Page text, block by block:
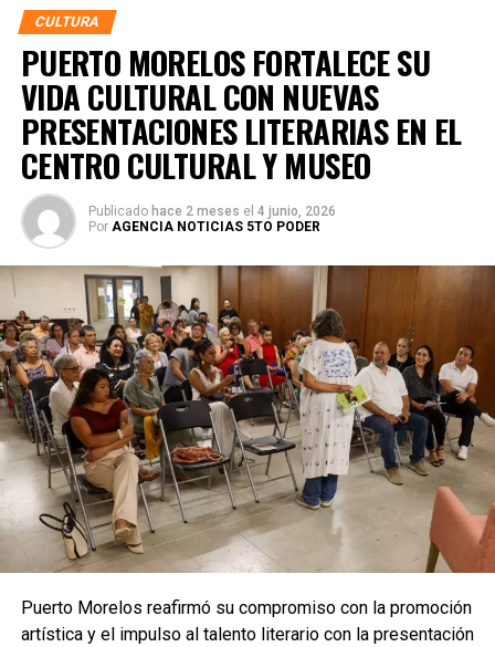
CULTURA
PUERTO MORELOS FORTALECE SU
VIDA CULTURAL CON NUEVAS
PRESENTACIONES LITERARIAS EN EL
CENTRO CULTURAL Y MUSEO
Publicado hace 2 meses el 4 junio, 2026
Por AGENCIA NOTICIAS 5TO PODER
Puerto Morelos reafirmó su compromiso con la promoción
artística y el impulso al talento literario con la presentación